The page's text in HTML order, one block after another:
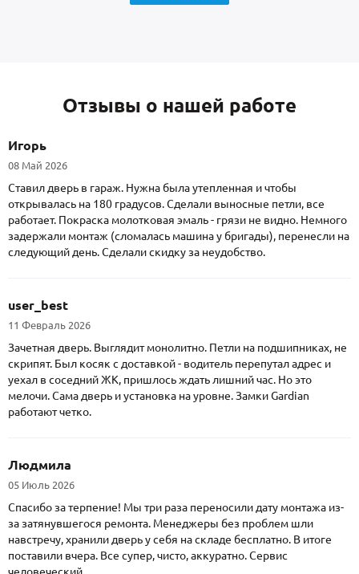
Отзывы о нашей работе
Игорь
08 Май 2026
Ставил дверь в гараж. Нужна была утепленная и чтобы
открывалась на 180 градусов. Сделали выносные петли, все
работает. Покраска молотковая эмаль - грязи не видно. Немного
задержали монтаж (сломалась машина у бригады), перенесли на
следующий день. Сделали скидку за неудобство.
user_best
11 Февраль 2026
Зачетная дверь. Выглядит монолитно. Петли на подшипниках, не
скрипят. Был косяк с доставкой - водитель перепутал адрес и
уехал в соседний ЖК, пришлось ждать лишний час. Но это
мелочи. Сама дверь и установка на уровне. Замки Gardian
работают четко.
Людмила
05 Июль 2026
Спасибо за терпение! Мы три раза переносили дату монтажа из-
за затянувшегося ремонта. Менеджеры без проблем шли
навстречу, хранили дверь у себя на складе бесплатно. В итоге
поставили вчера. Все супер, чисто, аккуратно. Сервис